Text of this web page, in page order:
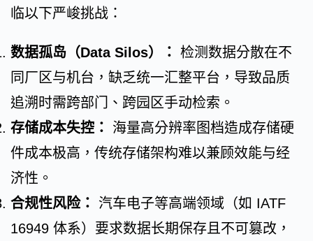
临以下严峻挑战：
数据孤岛（Data Silos）： 检测数据分散在不
同厂区与机台，缺乏统一汇整平台，导致品质
追溯时需跨部门、跨园区手动检索。
存储成本失控：
海量高分辨率图档造成存储硬
件成本极高，传统存储架构难以兼顾效能与经
济性。
合规性风险：
汽车电子等高端领域（如 IATF
16949 体系）要求数据长期保存且不可篡改，